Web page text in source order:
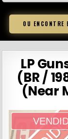
OU ENCONTRE
LP
(BR /
(Near